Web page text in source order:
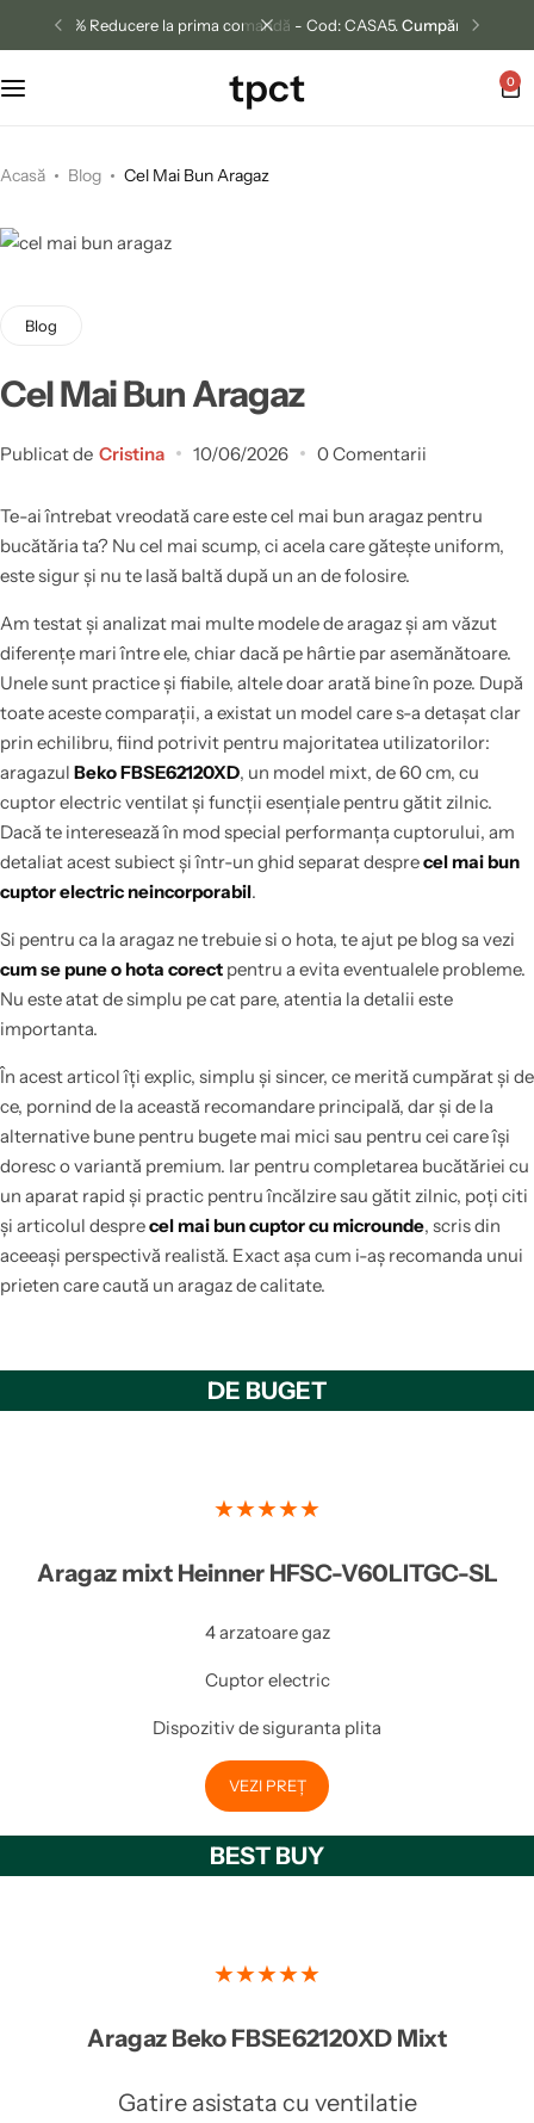
5% Reducere la prima comandă - Cod: CASA5. Cumpără acum
tpct 0
Acasă Blog Cel Mai Bun Aragaz
Blog
Cel Mai Bun Aragaz
Publicat de Cristina 10/06/2026 0 Comentarii
Te-ai întrebat vreodată care este cel mai bun aragaz pentru
bucătăria ta? Nu cel mai scump, ci acela care gătește uniform,
este sigur și nu te lasă baltă după un an de folosire.
Am testat și analizat mai multe modele de aragaz și am văzut
diferențe mari între ele, chiar dacă pe hârtie par asemănătoare.
Unele sunt practice și fiabile, altele doar arată bine în poze. După
toate aceste comparații, a existat un model care s-a detașat clar
prin echilibru, fiind potrivit pentru majoritatea utilizatorilor:
aragazul Beko FBSE62120XD, un model mixt, de 60 cm, cu
cuptor electric ventilat și funcții esențiale pentru gătit zilnic.
Dacă te interesează în mod special performanța cuptorului, am
detaliat acest subiect și într-un ghid separat desprecel mai bun
cuptor electric neincorporabil.
Si pentru ca la aragaz ne trebuie si o hota, te ajut pe blog sa vezi
cum se pune o hota corect pentru a evita eventualele probleme.
Nu este atat de simplu pe cat pare, atentia la detalii este
importanta.
În acest articol îți explic, simplu și sincer, ce merită cumpărat și de
ce, pornind de la această recomandare principală, dar și de la
alternative bune pentru bugete mai mici sau pentru cei care își
doresc o variantă premium. Iar pentru completarea bucătăriei cu
un aparat rapid și practic pentru încălzire sau gătit zilnic, poți citi
și articolul desprecel mai bun cuptor cu microunde, scris din
aceeași perspectivă realistă. Exact așa cum i-aș recomanda unui
prieten care caută un aragaz de calitate.
DE BUGET
★★★★★
Aragaz mixt Heinner HFSC-V60LITGC-SL
4 arzatoare gaz
Cuptor electric
Dispozitiv de siguranta plita
VEZI PREȚ
BEST BUY
★★★★★
Aragaz Beko FBSE62120XD Mixt
Gatire asistata cu ventilatie